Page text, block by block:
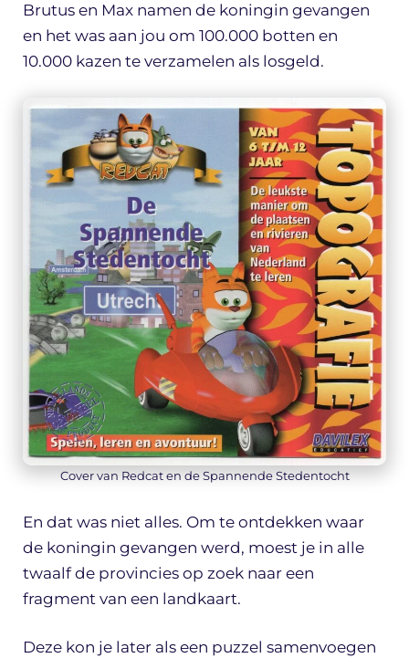
Brutus en Max namen de koningin gevangen
en het was aan jou om 100.000 botten en
10.000 kazen te verzamelen als losgeld.
Cover van Redcat en de Spannende Stedentocht
En dat was niet alles. Om te ontdekken waar
de koningin gevangen werd, moest je in alle
twaalf de provincies op zoek naar een
fragment van een landkaart.
Deze kon je later als een puzzel samenvoegen